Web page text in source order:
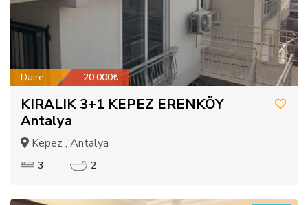
Daire 20.000₺
KIRALIK 3+1 KEPEZ ERENKÖY
Antalya
Kepez , Antalya
3 2